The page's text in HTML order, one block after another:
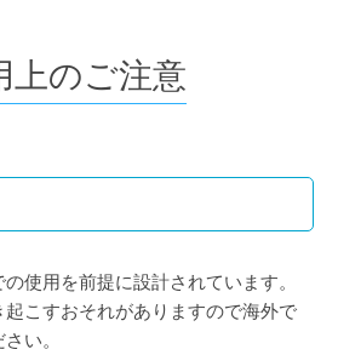
上のご注意
使用を前提に設計されています。
こすおそれがありますので海外で
い。